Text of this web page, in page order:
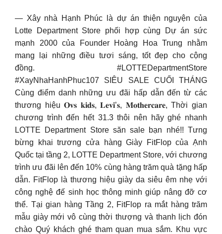
— Xây nhà Hạnh Phúc là dự án thiện nguyện của
Lotte Department Store phối hợp cùng Dự án sức
mạnh 2000 của Founder Hoàng Hoa Trung nhằm
mang lại những điều tươi sáng, tốt đẹp cho cộng
đồng. #LOTTEDepartmentStore
#XayNhaHanhPhuc107 SIÊU SALE CUỐI THÁNG
Cùng điểm danh những ưu đãi hấp dẫn đến từ các
thương hiệu 𝐎𝐯𝐬 𝐤𝐢𝐝𝐬, 𝐋𝐞𝐯𝐢’𝐬, 𝐌𝐨𝐭𝐡𝐞𝐫𝐜𝐚𝐫𝐞, Thời gian
chương trình đến hết 31.3 thôi nên hãy ghé nhanh
LOTTE Department Store săn sale bạn nhé!! Tưng
bừng khai trương cửa hàng Giày FitFlop của Ạnh
Quốc tại tầng 2, LOTTE Department Store, với chương
trình ưu đãi lên đến 10% cùng hàng trăm quà tặng hấp
dẫn. FitFlop là thương hiệu giày da siêu êm nhẹ với
công nghệ đế sinh học thông minh giúp nâng đỡ cơ
thể. Tại gian hàng Tầng 2, FitFlop ra mắt hàng trăm
mẫu giày mới vô cùng thời thượng và thanh lịch đón
chào Quý khách ghé tham quan mua sắm. Khu vực